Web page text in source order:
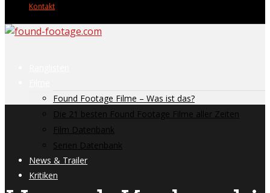
Kontakt
Found Footage Filme – Was ist das?
Die 21 besten Found Footage Filme aller Zeiten
Film Datenbank
Serien Datenbank
News & Trailer
Kritiken